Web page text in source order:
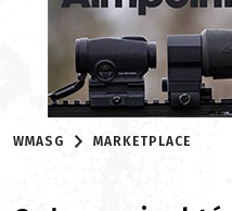
WMASG MARKETPLACE